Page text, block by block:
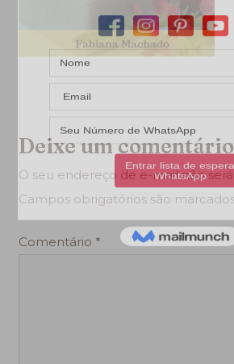
Deixe um comentário
O seu endereço de e-mail não
Campos obrigatórios são
Comentário *